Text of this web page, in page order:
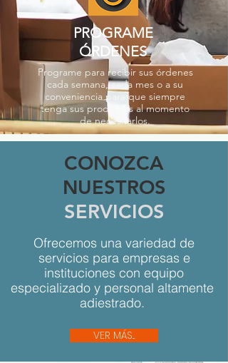
PROGRAME
ÓRDENES
Programe para recibir sus órdenes
cada semana, cada mes o a su
conveniencia para que siempre
tenga sus productos al momento
de necesitarlos.
CONOZCA
NUESTROS
SERVICIOS
Ofrecemos una variedad de
servicios para empresas e
instituciones con equipo
especializado y personal altamente
adiestrado.
VER MÁS...